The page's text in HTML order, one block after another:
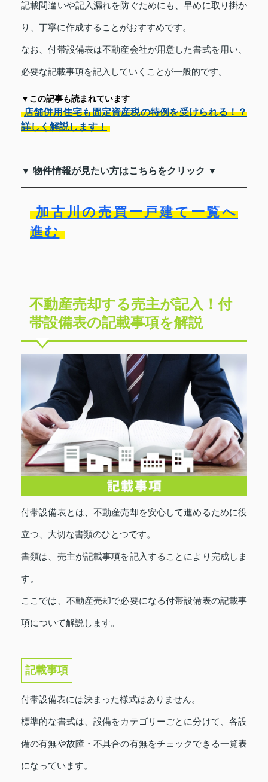
記載間違いや記入漏れを防ぐためにも、早めに取り掛か
り、丁寧に作成することがおすすめです。
なお、付帯設備表は不動産会社が用意した書式を用い、
必要な記載事項を記入していくことが一般的です。
▼この記事も読まれています
店舗併用住宅も固定資産税の特例を受けられる！？
詳しく解説します！
▼ 物件情報が見たい方はこちらをクリック ▼
加古川の売買一戸建て一覧へ
進む
不動産売却する売主が記入！付
帯設備表の記載事項を解説
付帯設備表とは、不動産売却を安心して進めるために役
立つ、大切な書類のひとつです。
書類は、売主が記載事項を記入することにより完成しま
す。
ここでは、不動産売却で必要になる付帯設備表の記載事
項について解説します。
記載事項
付帯設備表には決まった様式はありません。
標準的な書式は、設備をカテゴリーごとに分けて、各設
備の有無や故障・不具合の有無をチェックできる一覧表
になっています。